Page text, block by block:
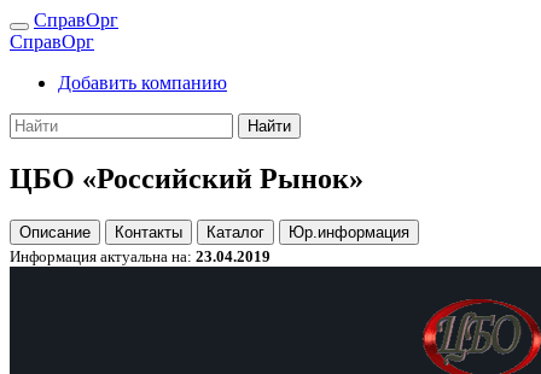
СправОрг
СправОрг
Добавить компанию
Найти
ЦБО «Российский Рынок»
Описание Контакты Каталог
Юр.информация
Информация актуальна на: 23.04.2019